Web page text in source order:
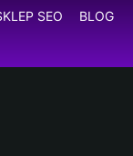
SEO BLOG